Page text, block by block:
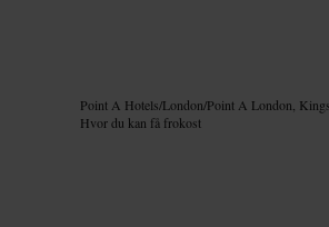
Point A Hotels/London/Point A London,
Hvor du kan få frokost